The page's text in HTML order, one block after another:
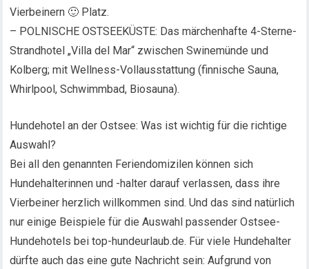
Vierbeinern 🙂 Platz.
– POLNISCHE OSTSEEKÜSTE: Das märchenhafte 4-Sterne-
Strandhotel „Villa del Mar“ zwischen Swinemünde und
Kolberg; mit Wellness-Vollausstattung (finnische Sauna,
Whirlpool, Schwimmbad, Biosauna).
Hundehotel an der Ostsee: Was ist wichtig für die richtige
Auswahl?
Bei all den genannten Feriendomizilen können sich
Hundehalterinnen und -halter darauf verlassen, dass ihre
Vierbeiner herzlich willkommen sind. Und das sind natürlich
nur einige Beispiele für die Auswahl passender Ostsee-
Hundehotels bei top-hundeurlaub.de. Für viele Hundehalter
dürfte auch das eine gute Nachricht sein: Aufgrund von